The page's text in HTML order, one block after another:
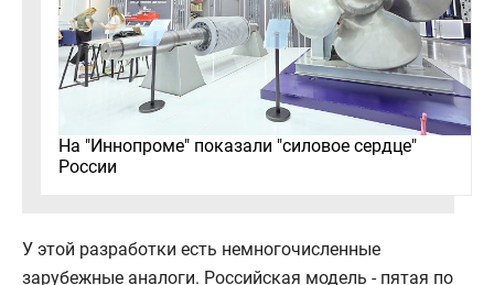
На "Иннопроме" показали "силовое сердце"
России
У этой разработки есть немногочисленные
зарубежные аналоги. Российская модель - пятая по